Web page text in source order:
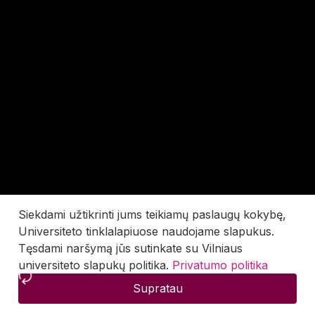
Siekdami užtikrinti jums teikiamų paslaugų kokybę,
Universiteto tinklalapiuose naudojame slapukus.
Tęsdami naršymą jūs sutinkate su Vilniaus
universiteto slapukų politika. Privatumo politika
Supratau